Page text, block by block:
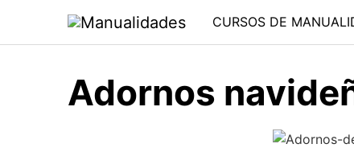
contenido
CURSOS DE
Adornos